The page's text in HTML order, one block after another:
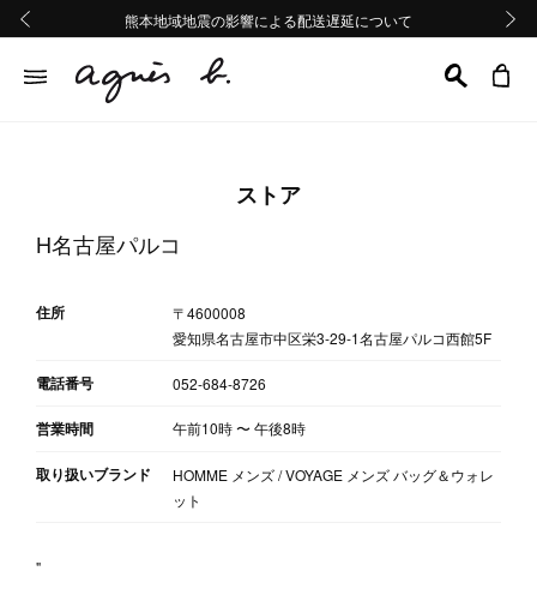
熊本地域地震の影響による配送遅延について
Summer Sale 2buy10%OFF!!
熊本地域地震の影響による配送遅延について
Summer Sale 2buy10%OFF!!
ストア
H名古屋パルコ
住所
〒4600008
愛知県名古屋市中区栄3-29-1名古屋パルコ西館5F
電話番号 052-684-8726
営業時間 午前10時〜午後8時
取り扱いブランド
HOMME メンズ / VOYAGE メンズ バッグ＆ウォレ
ット
"